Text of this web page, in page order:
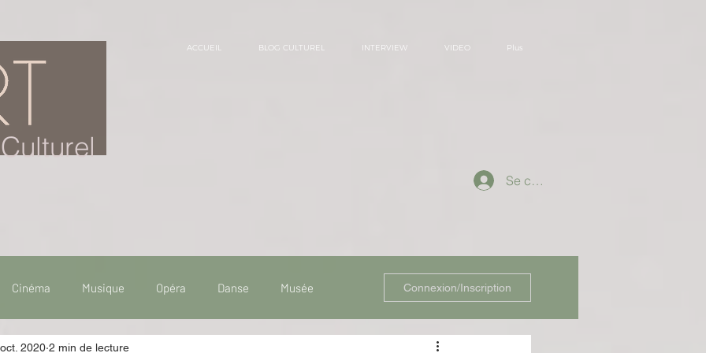
ACCUEIL BLOG CULTUREL INTERVIEW VIDEO Plus
Se connecter
Cinéma Musique Opéra Danse Musée Connexion/Inscription
2020 2 min de lecture